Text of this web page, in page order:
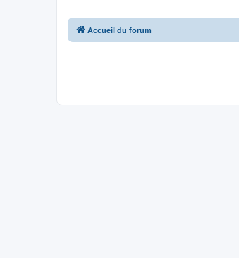
Accueil du forum